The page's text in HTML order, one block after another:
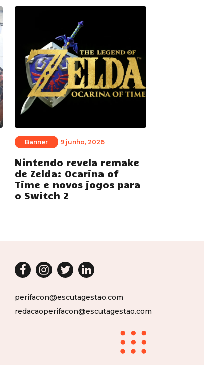
Banner 9 junho, 2026
Nintendo revela remake
de Zelda: Ocarina of
Time e novos jogos para
o Switch 2
perifacon@escutagestao.com
redacaoperifacon@escutagestao.com